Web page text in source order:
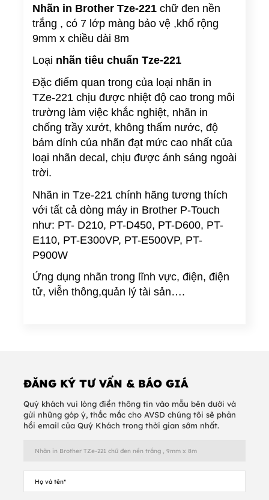
Nhãn in Brother Tze-221chữ đen nền
trắng , có 7 lớp màng bảo vệ ,khổ rộng
9mm x chiều dài 8m
Loại nhãn tiêu chuẩn Tze-221
Đặc điểm quan trong của loại nhãn in
TZe-221 chịu được nhiệt độ cao trong môi
trường làm việc khắc nghiệt, nhãn in
chống trầy xướt, không thấm nước, độ
bám dính của nhãn đạt mức cao nhất của
loại nhãn decal, chịu được ánh sáng ngoài
trời.
Nhãn in Tze-221 chính hãng tương thích
với tất cả dòng máy in Brother P-Touch
như: PT- D210, PT-D450, PT-D600, PT-
E110, PT-E300VP, PT-E500VP, PT-
P900W
Ứng dụng nhãn trong lĩnh vực, điện, điện
tử, viễn thông,quản lý tài sản….
ĐĂNG KÝ TƯ VẤN & BÁO GIÁ
Quý khách vui lòng điền thông tin vào mẫu bên dưới và
gửi những góp ý, thắc mắc cho AVSD chúng tôi sẽ phản
hồi email của Quý Khách trong thời gian sớm nhất.